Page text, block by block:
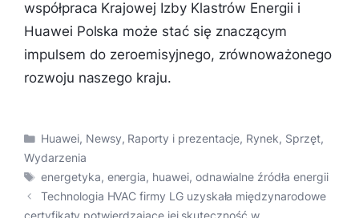
współpraca Krajowej Izby Klastrów Energii i
Huawei Polska może stać się znaczącym
impulsem do zeroemisyjnego, zrównoważonego
rozwoju naszego kraju.
Kategorie
Huawei, Newsy, Raporty i prezentacje, Rynek, Sprzęt,
Wydarzenia
Tagi
energetyka, energia, huawei, odnawialne źródła energii
Technologia HVAC firmy LG uzyskała międzynarodowe
certyfikaty potwierdzające jej skuteczność w